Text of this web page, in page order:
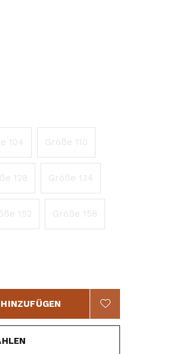
104 Größe 110
128 Größe 134
152 Größe 158